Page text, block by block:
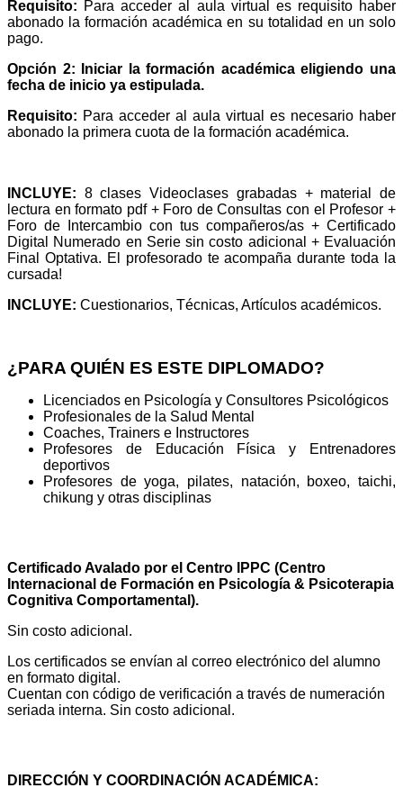
Requisito: Para acceder al aula virtual es requisito haber
abonado la formación académica en su totalidad en un solo
pago.
Opción 2: Iniciar la formación académica eligiendo una
fecha de inicio ya estipulada.
Requisito: Para acceder al aula virtual es necesario haber
abonado la primera cuota de la formación académica.
INCLUYE: 8 clases Videoclases grabadas + material de
lectura en formato pdf + Foro de Consultas con el Profesor +
Foro de Intercambio con tus compañeros/as + Certificado
Digital Numerado en Serie sin costo adicional + Evaluación
Final Optativa. El profesorado te acompaña durante toda la
cursada!
INCLUYE: Cuestionarios, Técnicas, Artículos académicos.
¿PARA QUIÉN ES ESTE DIPLOMADO?
Licenciados en Psicología y Consultores Psicológicos
Profesionales de la Salud Mental
Coaches, Trainers e Instructores
Profesores de Educación Física y Entrenadores
deportivos
Profesores de yoga, pilates, natación, boxeo, taichi,
chikung y otras disciplinas
Certificado Avalado por el Centro IPPC (Centro
Internacional de Formación en Psicología & Psicoterapia
Cognitiva Comportamental).
Sin costo adicional.
Los certificados se envían al correo electrónico del alumno
en formato digital.
Cuentan con código de verificación a través de numeración
seriada interna. Sin costo adicional.
DIRECCIÓN Y COORDINACIÓN ACADÉMICA: